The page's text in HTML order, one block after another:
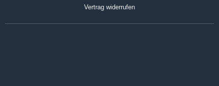
Vertrag widerrufen